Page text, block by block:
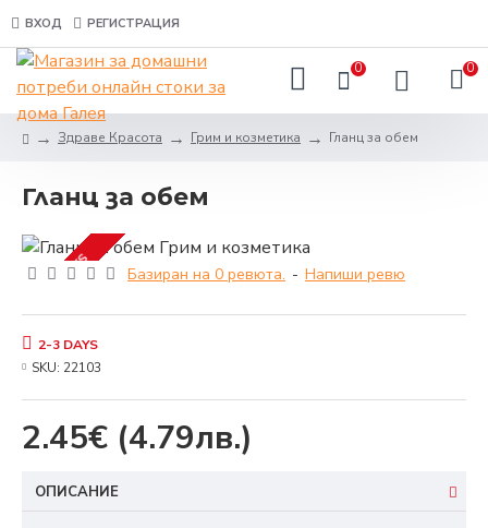
ВХОД РЕГИСТРАЦИЯ
0 0
Здраве Красота Грим и козметика Гланц за обем
Гланц за обем
2-3 DAYS Базиран на 0 ревюта. - Напиши ревю
2.45€ (4.79лв.)
2-3 DAYS
SKU: 22103
ОПИСАНИЕ